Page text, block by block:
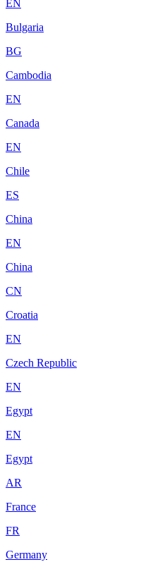
EN
Bulgaria
BG
Cambodia
EN
Canada
EN
Chile
ES
China
EN
China
CN
Croatia
EN
Czech Republic
EN
Egypt
EN
Egypt
AR
France
FR
Germany